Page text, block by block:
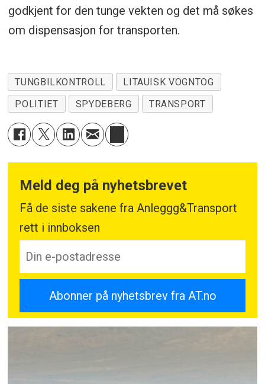
godkjent for den tunge vekten og det må søkes
om dispensasjon for transporten.
TUNGBILKONTROLL
LITAUISK VOGNTOG
POLITIET
SPYDEBERG TRANSPORT
Meld deg på nyhetsbrevet
Få de siste sakene fra Anleggg&Transport
rett i innboksen